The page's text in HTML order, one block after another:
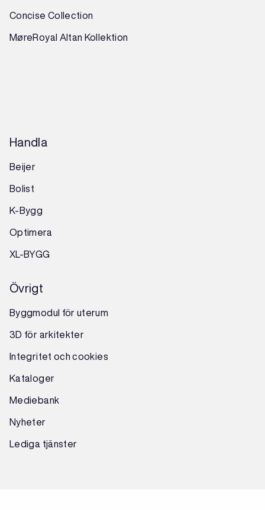
Concise Collection
MøreRoyal Altan Kollektion
Handla
Beijer
Bolist
K-Bygg
Optimera
XL-BYGG
Övrigt
Byggmodul för uterum
3D för arkitekter
Integritet och cookies
Kataloger
Mediebank
Nyheter
Lediga tjänster